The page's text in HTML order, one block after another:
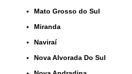
Mato Grosso do Sul
Miranda
Naviraí
Nova Alvorada Do Sul